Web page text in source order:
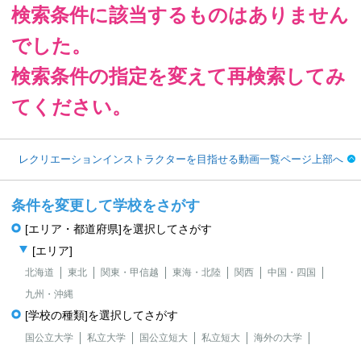
検索条件に該当するものはありません
でした。
検索条件の指定を変えて再検索してみ
てください。
レクリエーションインストラクターを目指せる動画一覧ページ上部へ
条件を変更して学校をさがす
[エリア・都道府県]を選択してさがす
[エリア]
北海道 東北 関東・甲信越 東海・北陸 関西
中国・四国
九州・沖縄
[学校の種類]を選択してさがす
国公立大学 私立大学 国公立短大 私立短大
海外の大学